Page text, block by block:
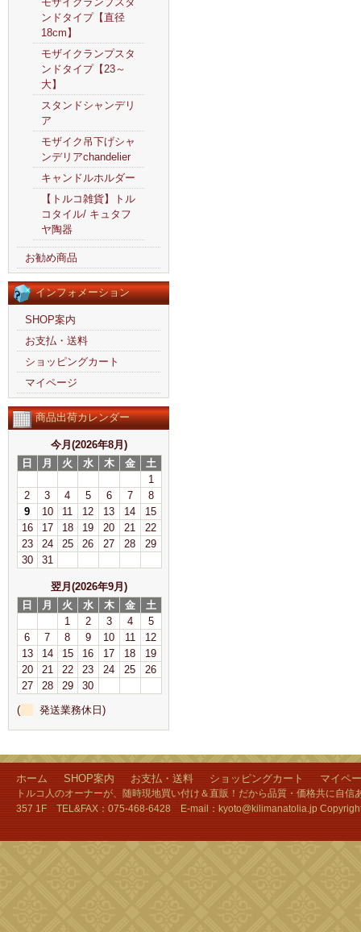
ンドタイプ【直径
18cm】
モザイクランプスタ
ンドタイプ【23～
大】
スタンドシャンデリ
ア
モザイク吊下げシャ
ンデリアchandelier
キャンドルホルダー
【トルコ雑貨】トル
コタイル/ キュタフ
ヤ陶器
お勧め商品
インフォメーション
SHOP案内
お支払・送料
ショッピングカート
マイページ
商品出荷カレンダー
今月(2026年8月)
日
月 火 水 木 金
土
1
2
3 4 5 6 7
8
9
10 11 12 13 14
15
16
17 18 19 20 21
22
23
24 25 26 27 28
29
30
31
翌月(2026年9月)
日
月 火 水 木 金
土
1
2 3 4
5
6
7 8 9 10 11
12
13
14 15 16 17 18
19
20
21 22 23 24 25
26
27
28 29
30
(
発送業務休日)
ホーム SHOP案内 お支払・送料 ショッピングカート マイペ
トルコ人のオーナーが、随時現地買い付け＆直販！だから品質・価格共に自
357 1F TEL&FAX：075-468-6428 E-mail：kyoto@kilimanatolia.jp